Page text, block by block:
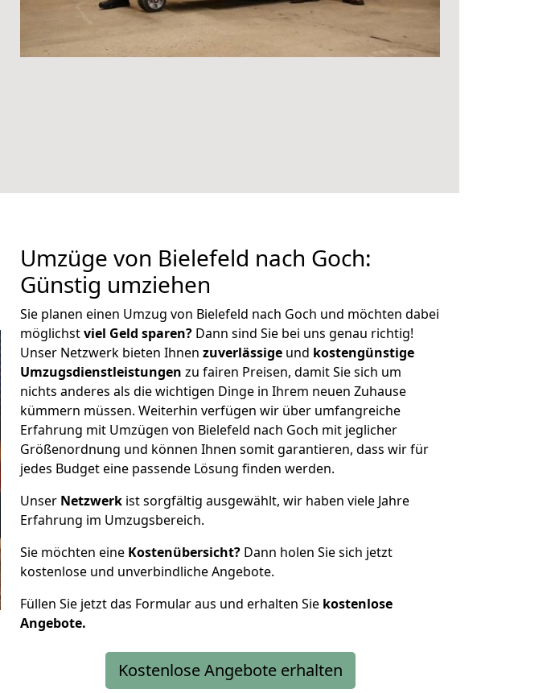
Umzüge von Bielefeld nach Goch:
Günstig umziehen
Sie planen einen Umzug von Bielefeld nach Goch und möchten dabei
möglichstviel Geld sparen? Dann sind Sie bei uns genau richtig!
Unser Netzwerk bieten Ihnen zuverlässige und kostengünstige
Umzugsdienstleistungen zu fairen Preisen, damit Sie sich um
nichts anderes als die wichtigen Dinge in Ihrem neuen Zuhause
kümmern müssen. Weiterhin verfügen wir über umfangreiche
Erfahrung mit Umzügen von Bielefeld nach Goch mit jeglicher
Größenordnung und können Ihnen somit garantieren, dass wir für
jedes Budget eine passende Lösung finden werden.
Unser Netzwerk ist sorgfältig ausgewählt, wir haben viele Jahre
Erfahrung im Umzugsbereich.
Sie möchten eine Kostenübersicht? Dann holen Sie sich jetzt
kostenlose und unverbindliche Angebote.
Füllen Sie jetzt das Formular aus und erhalten Sie kostenlose
Angebote.
Kostenlose Angebote erhalten